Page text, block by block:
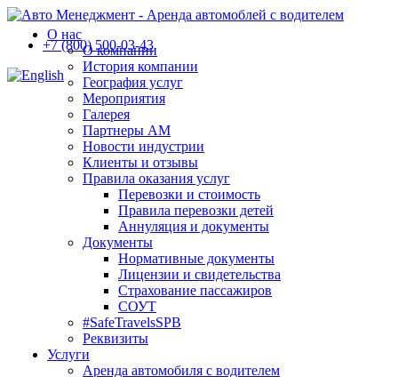
+7 (800) 500-03-43
О нас
О компании
История компании
География услуг
Мероприятия
Галерея
Партнеры АМ
Новости индустрии
Клиенты и отзывы
Правила оказания услуг
Перевозки и стоимость
Правила перевозки детей
Аннуляция и документы
Документы
Нормативные документы
Лицензии и свидетельства
Страхование пассажиров
СОУТ
#SafeTravelsSPB
Реквизиты
Услуги
Аренда автомобиля с водителем